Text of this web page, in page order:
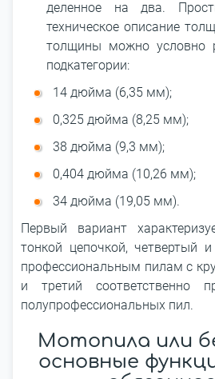
деленное на два.
техническое описание
толщины можно условно
подкатегории:
14 дюйма (6,35 мм);
0,325 дюйма (8,25 мм);
38 дюйма (9,3 мм);
0,404 дюйма (10,26 мм);
34 дюйма (19,05 мм).
Первый вариант
тонкой цепочкой, четвертый
профессиональным пилам с
и третий соответственно
полупрофессиональных пил.
Мотопила или
основные